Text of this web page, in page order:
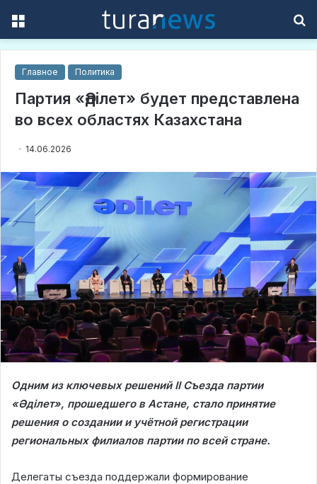
Главное Политика
Партия «Әділет» будет представлена
во всех областях Казахстана
14.06.2026
Одним из ключевых решений II Съезда партии
«Әділет», прошедшего в Астане, стало принятие
решения о создании и учётной регистрации
региональных филиалов партии по всей стране.
Делегаты съезда поддержали формирование